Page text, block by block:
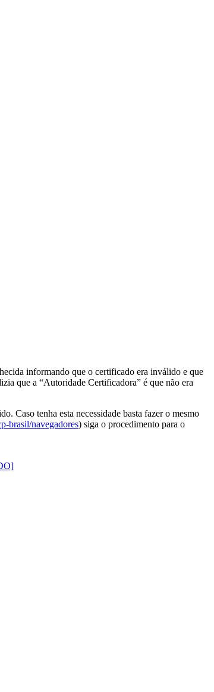
informando que o certificado era inválido e que
que a “Autoridade Certificadora” é que não era
Caso tenha esta necessidade basta fazer o mesmo
brasil/navegadores) siga o procedimento para o